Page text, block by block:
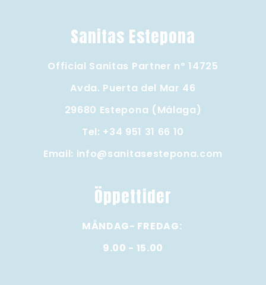
Sanitas Estepona
Official Sanitas Partner nº 14725
Avda. Puerta del Mar 46
29680 Estepona (Málaga)
Tel: +34 951 31 66 10
Email: info@sanitasestepona.com
Öppettider
MÅNDAG- FREDAG:
9.00 - 15.00